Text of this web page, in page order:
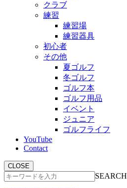
クラブ
練習
練習場
練習器具
初心者
その他
夏ゴルフ
冬ゴルフ
ゴルフ本
ゴルフ用品
イベント
ジュニア
ゴルフライフ
YouTube
Contact
CLOSE
SEARCH